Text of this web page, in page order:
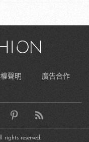
聲明
廣告合作
reserved.